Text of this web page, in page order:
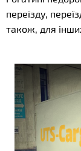
переїзду,
також, для